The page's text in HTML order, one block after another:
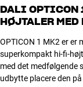
DALI OPTICON
HØJTALER
OPTICON 1 MK2 er er
superkompakt hi-fi-
med det medfølgende
udbytte placere den